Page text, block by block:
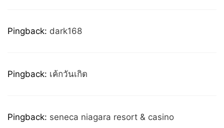
Pingback: dark168
Pingback: เค้กวันเกิด
Pingback: seneca niagara resort & casino